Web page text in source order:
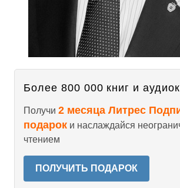
Более 800 000 книг и
Получи 2 месяца Литрес
подарок и наслаждайся
чтением
ПОЛУЧИТЬ ПОДАРОК